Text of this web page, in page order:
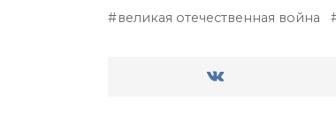
великая отечественная война